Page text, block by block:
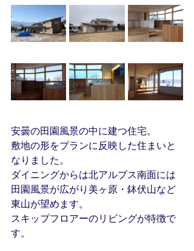
安曇の田園風景の中に建つ住宅。
敷地の形をプランに反映した住まいと
なりました。
ダイニングからは北アルプス南面には
田園風景が広がり美ヶ原・鉢伏山など
東山が望めます。
スキップフロアーのリビングが特徴で
す。